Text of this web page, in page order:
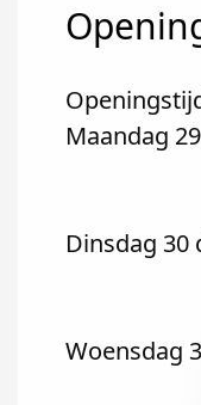
Maandag
Dinsdag 30
Woensdag